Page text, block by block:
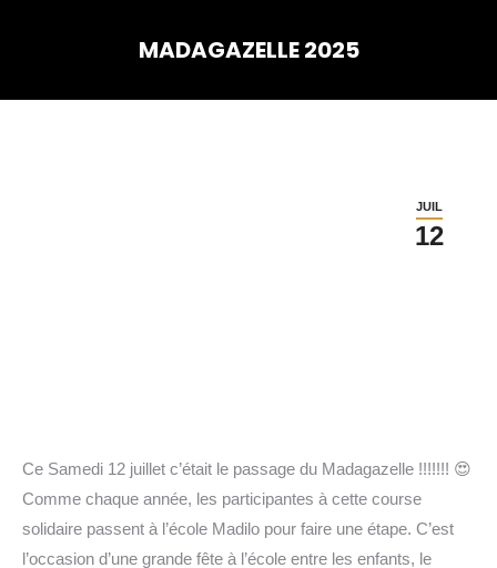
MADAGAZELLE 2025
JUIL
12
Ce Samedi 12 juillet c’était le passage du Madagazelle !!!!!!! 😍
Comme chaque année, les participantes à cette course
solidaire passent à l’école Madilo pour faire une étape. C’est
l’occasion d’une grande fête à l’école entre les enfants, le